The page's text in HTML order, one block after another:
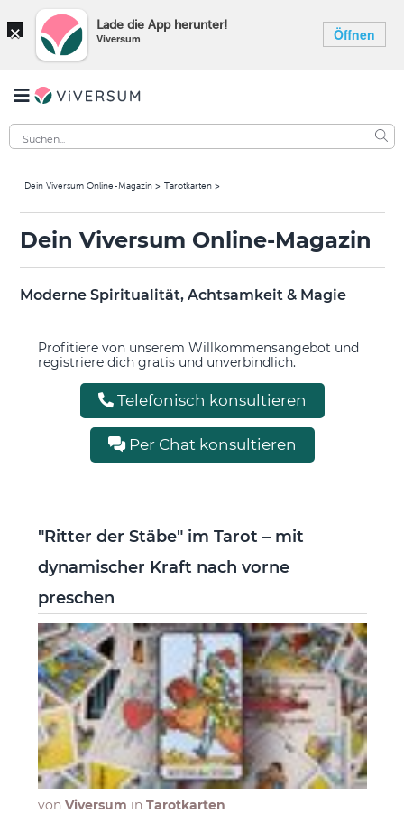
× Lade die App herunter!
Viversum Öffnen
Dein Viversum Online-Magazin Tarotkarten
Dein Viversum Online-Magazin
Moderne Spiritualität, Achtsamkeit & Magie
Profitiere von unserem Willkommensangebot und
registriere dich gratis und unverbindlich.
Telefonisch konsultieren
Per Chat konsultieren
"Ritter der Stäbe" im Tarot – mit
dynamischer Kraft nach vorne
preschen
von Viversum in Tarotkarten